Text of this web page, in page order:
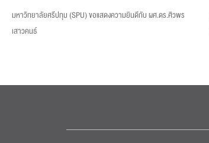
มหาวิทยาลัยศรีปทุม (SPU) ขอแสดงความยินดีกับ ผศ.ดร.ศิวพร
เสาวคนธ์